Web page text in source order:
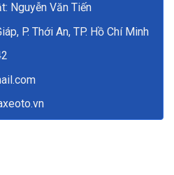
Nguyễn Văn Tiến
P. Thới An, TP. Hồ Chí Minh